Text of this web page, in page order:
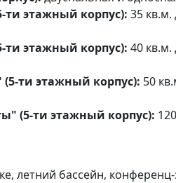
ти этажный корпус): 35 кв.м.
ти этажный корпус): 40 кв.м.
ти этажный корпус): 50
(5-ти этажный корпус):
летний бассейн,